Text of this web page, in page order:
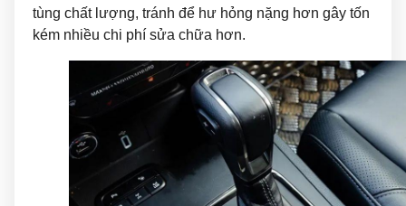
tùng chất lượng, tránh để hư hỏng nặng hơn gây tốn
kém nhiều chi phí sửa chữa hơn.